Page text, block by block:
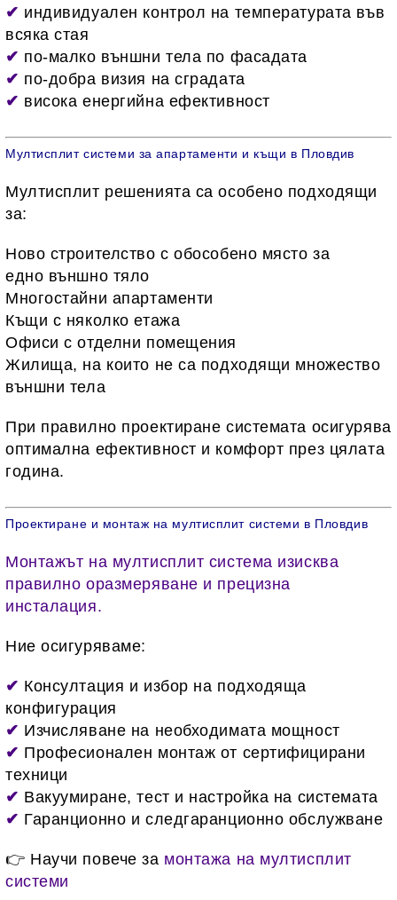
✔ индивидуален контрол на температурата във
всяка стая
✔ по-малко външни тела по фасадата
✔ по-добра визия на сградата
✔ висока енергийна ефективност
Мултисплит системи за апартаменти и къщи в Пловдив
Мултисплит решенията са особено подходящи
за:
Ново строителство с обособено място за
едно външно тяло
Многостайни апартаменти
Къщи с няколко етажа
Офиси с отделни помещения
Жилища, на които не са подходящи множество
външни тела
При правилно проектиране системата осигурява
оптимална ефективност и комфорт през цялата
година.
Проектиране и монтаж на мултисплит системи в Пловдив
Монтажът на мултисплит система изисква
правилно оразмеряване и прецизна
инсталация.
Ние осигуряваме:
✔ Консултация и избор на подходяща
конфигурация
✔ Изчисляване на необходимата мощност
✔ Професионален монтаж от сертифицирани
техници
✔ Вакуумиране, тест и настройка на системата
✔ Гаранционно и следгаранционно обслужване
👉 Научи повече за монтажа на мултисплит
системи